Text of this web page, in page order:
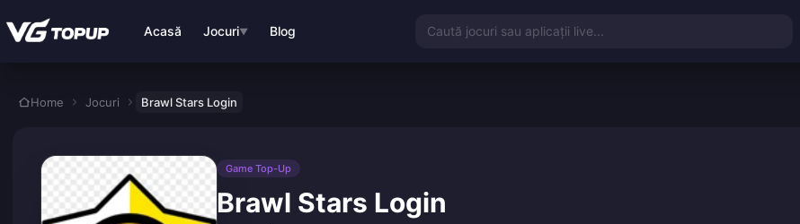
Acasă Jocuri▼ Blog Caută jocuri sau aplicații live...
Home Jocuri Brawl Stars Login
Game Top-Up
Brawl Stars Login